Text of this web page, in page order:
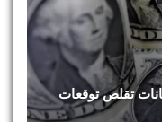
تقلص توقعات